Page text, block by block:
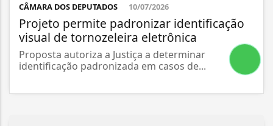
CÂMARA DOS DEPUTADOS 10/07/2026
Projeto permite padronizar identificação
visual de tornozeleira eletrônica
Proposta autoriza a Justiça a determinar
identificação padronizada em casos de...